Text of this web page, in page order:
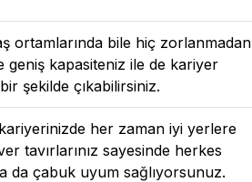
ortamlarında bile hiç zorlanmadan
kapasiteniz ile de kariyer
şekilde çıkabilirsiniz.
her zaman iyi yerlere
tavırlarınız sayesinde herkes
da çabuk uyum sağlıyorsunuz.